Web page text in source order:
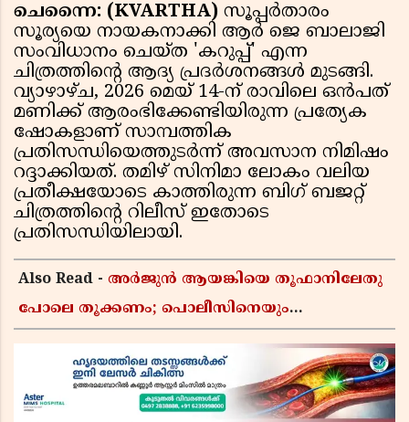
ചെന്നൈ: (KVARTHA) സൂപ്പർതാരം
സൂര്യയെ നായകനാക്കി ആർ ജെ ബാലാജി
സംവിധാനം ചെയ്ത 'കറുപ്പ്' എന്ന
ചിത്രത്തിൻ്റെ ആദ്യ പ്രദർശനങ്ങൾ മുടങ്ങി.
വ്യാഴാഴ്ച, 2026 മെയ് 14-ന് രാവിലെ ഒൻപത്
മണിക്ക് ആരംഭിക്കേണ്ടിയിരുന്ന പ്രത്യേക
ഷോകളാണ് സാമ്പത്തിക
പ്രതിസന്ധിയെത്തുടർന്ന് അവസാന നിമിഷം
റദ്ദാക്കിയത്. തമിഴ് സിനിമാ ലോകം വലിയ
പ്രതീക്ഷയോടെ കാത്തിരുന്ന ബിഗ് ബജറ്റ്
ചിത്രത്തിൻ്റെ റിലീസ് ഇതോടെ
പ്രതിസന്ധിയിലായി.
Also Read - അർജുൻ ആയങ്കിയെ തൂഫാനിലേതു
പോലെ തൂക്കണം; പൊലീസിനെയും
ജയരാജൻ